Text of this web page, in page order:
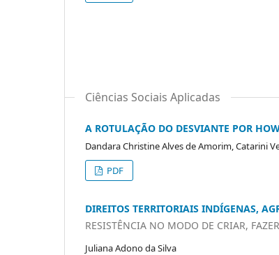
Ciências Sociais Aplicadas
A ROTULAÇÃO DO DESVIANTE POR
Dandara Christine Alves de Amorim, Catarini
PDF
DIREITOS TERRITORIAIS INDÍGENAS,
RESISTÊNCIA NO MODO DE CRIAR,
Juliana Adono da Silva